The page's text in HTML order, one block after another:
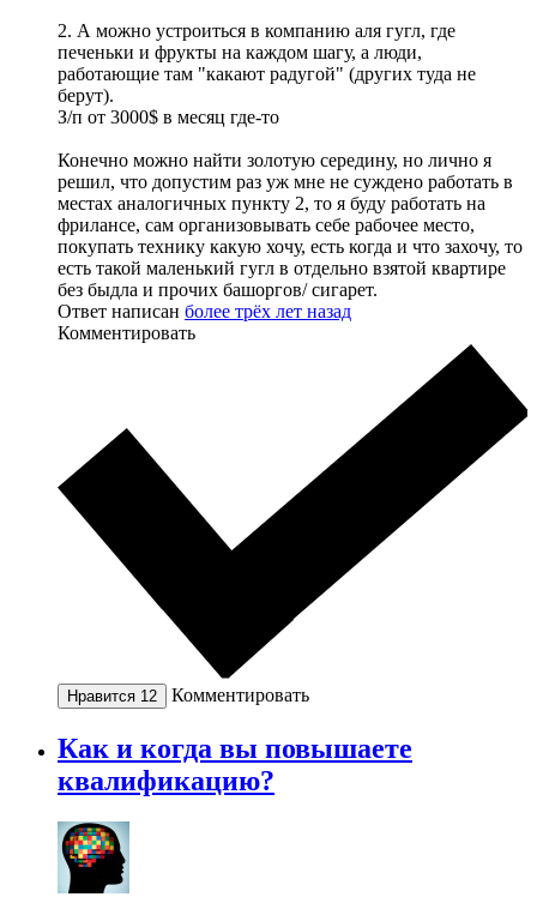
2. А можно устроиться в компанию аля гугл, где
печеньки и фрукты на каждом шагу, а люди,
работающие там "какают радугой" (других туда не
берут).
З/п от 3000$ в месяц где-то
Конечно можно найти золотую середину, но лично я
решил, что допустим раз уж мне не суждено работать в
местах аналогичных пункту 2, то я буду работать на
фрилансе, сам организовывать себе рабочее место,
покупать технику какую хочу, есть когда и что захочу, то
есть такой маленький гугл в отдельно взятой квартире
без быдла и прочих башоргов/ сигарет.
Ответ написан более трёх лет назад
Комментировать
Нравится 12 Комментировать
Как и когда вы повышаете
квалификацию?